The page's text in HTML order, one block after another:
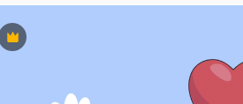
Premium